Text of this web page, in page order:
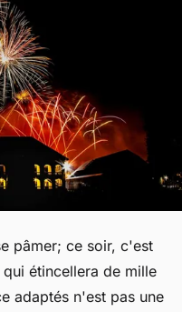
pâmer; ce soir, c'est
étincellera de mille
adaptés n'est pas une